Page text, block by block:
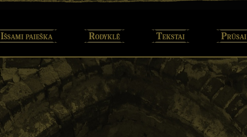
Išsami paieška Rodyklė Tekstai Prūsai